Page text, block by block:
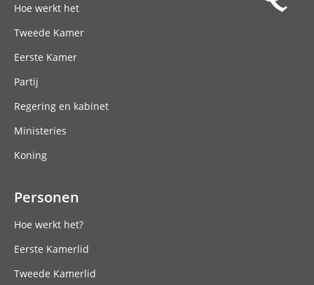
Hoe werkt het
Tweede Kamer
Eerste Kamer
Partij
Regering en kabinet
Ministeries
Koning
Personen
Hoe werkt het?
Eerste Kamerlid
Tweede Kamerlid